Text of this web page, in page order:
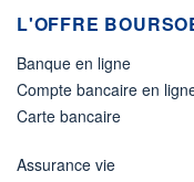
L'OFFRE
Banque en ligne
Compte bancaire en
Carte bancaire
Assurance vie